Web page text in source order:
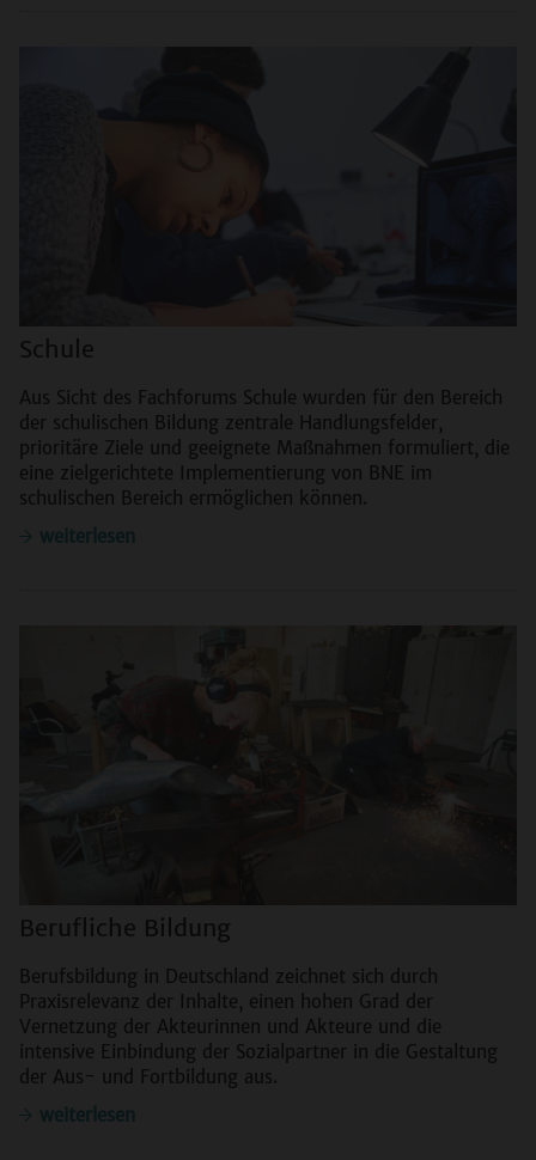
Schule
Aus Sicht des Fachforums Schule wurden für den Bereich
der schulischen Bildung zentrale Handlungsfelder,
prioritäre Ziele und geeignete Maßnahmen formuliert, die
eine zielgerichtete Implementierung von BNE im
schulischen Bereich ermöglichen können.
weiterlesen
Berufliche Bildung
Berufsbildung in Deutschland zeichnet sich durch
Praxisrelevanz der Inhalte, einen hohen Grad der
Vernetzung der Akteurinnen und Akteure und die
intensive Einbindung der Sozialpartner in die Gestaltung
der Aus- und Fortbildung aus.
weiterlesen